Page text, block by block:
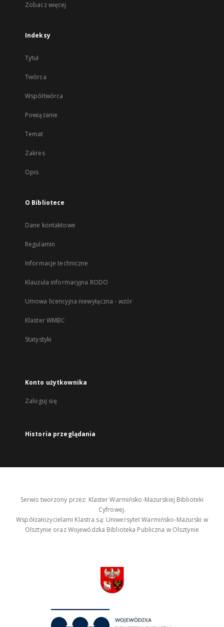
Zobacz więcej
Indeksy
Tytuł
Twórca
Współtwórca
Powiązanie
Temat
Zakres
Opis
O Bibliotece
Dane kontaktowe
Regulamin
Informacje techniczne
Klauzula informacyjna RODO
Umowa licencyjna niewyłączna - wzór
Klaster WMBC
Statystyki
Konto użytkownika
Zaloguj się
Historia przeglądania
Serwis tworzony przez: Klaster Warmińsko-Mazurskiej Biblioteki
Cyfrowej.
Współzałożycielami Klastra są: Uniwersytet Warmińsko-Mazurski w
Olsztynie oraz Wojewódzka Biblioteka Publiczna w Olsztynie